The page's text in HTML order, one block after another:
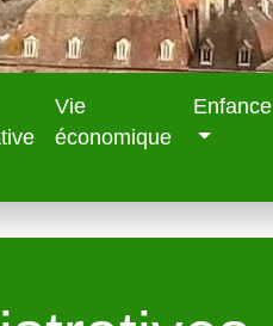
Vie
économique
Enfance